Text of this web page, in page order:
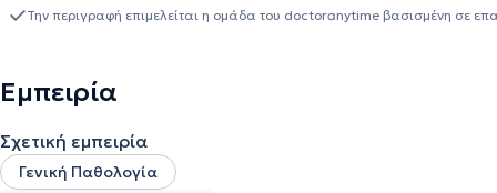
Γαβριλάκη "IASIS", αναλαμβάνοντας το Παθολογικό τμήμα και
πορείας, συμμετέχει σε πολλαπλά ιατρικά συνέδρια, είναι
τομέα της Εσωτερικής Παθολογίας και της Ιατρικής. Είναι
παραπεμπτικά για εργαστηριακές εξετάσεις αίματος,
Την περιγραφή επιμελείται η ομάδα του doctoranytime βασισμένη σε
Εμπειρία
Σχετική εμπειρία
Γενική Παθολογία